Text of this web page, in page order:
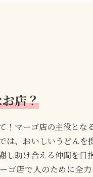
店？
！マーゴ店の主役とな
は、おいしいうどん
し助け合える仲間を目
ゴ店で人のために全